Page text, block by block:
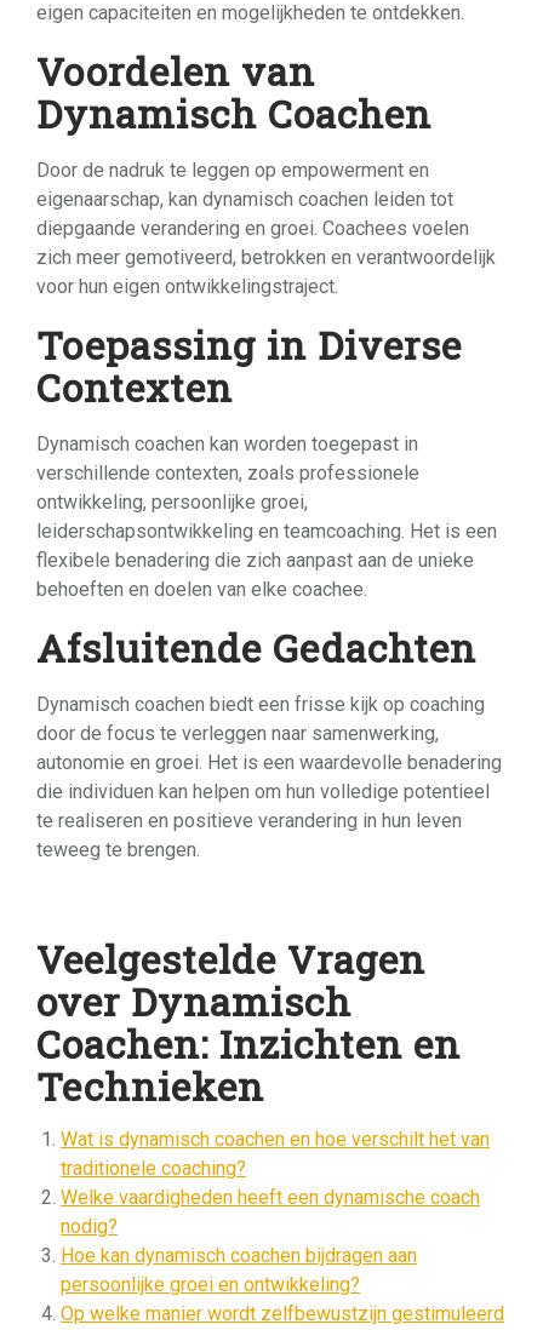
eigen capaciteiten en mogelijkheden te ontdekken.
Voordelen van
Dynamisch Coachen
Door de nadruk te leggen op empowerment en
eigenaarschap, kan dynamisch coachen leiden tot
diepgaande verandering en groei. Coachees voelen
zich meer gemotiveerd, betrokken en verantwoordelijk
voor hun eigen ontwikkelingstraject.
Toepassing in Diverse
Contexten
Dynamisch coachen kan worden toegepast in
verschillende contexten, zoals professionele
ontwikkeling, persoonlijke groei,
leiderschapsontwikkeling en teamcoaching. Het is een
flexibele benadering die zich aanpast aan de unieke
behoeften en doelen van elke coachee.
Afsluitende Gedachten
Dynamisch coachen biedt een frisse kijk op coaching
door de focus te verleggen naar samenwerking,
autonomie en groei. Het is een waardevolle benadering
die individuen kan helpen om hun volledige potentieel
te realiseren en positieve verandering in hun leven
teweeg te brengen.
Veelgestelde Vragen
over Dynamisch
Coachen: Inzichten en
Technieken
Wat is dynamisch coachen en hoe verschilt het van
traditionele coaching?
Welke vaardigheden heeft een dynamische coach
nodig?
Hoe kan dynamisch coachen bijdragen aan
persoonlijke groei en ontwikkeling?
Op welke manier wordt zelfbewustzijn gestimuleerd